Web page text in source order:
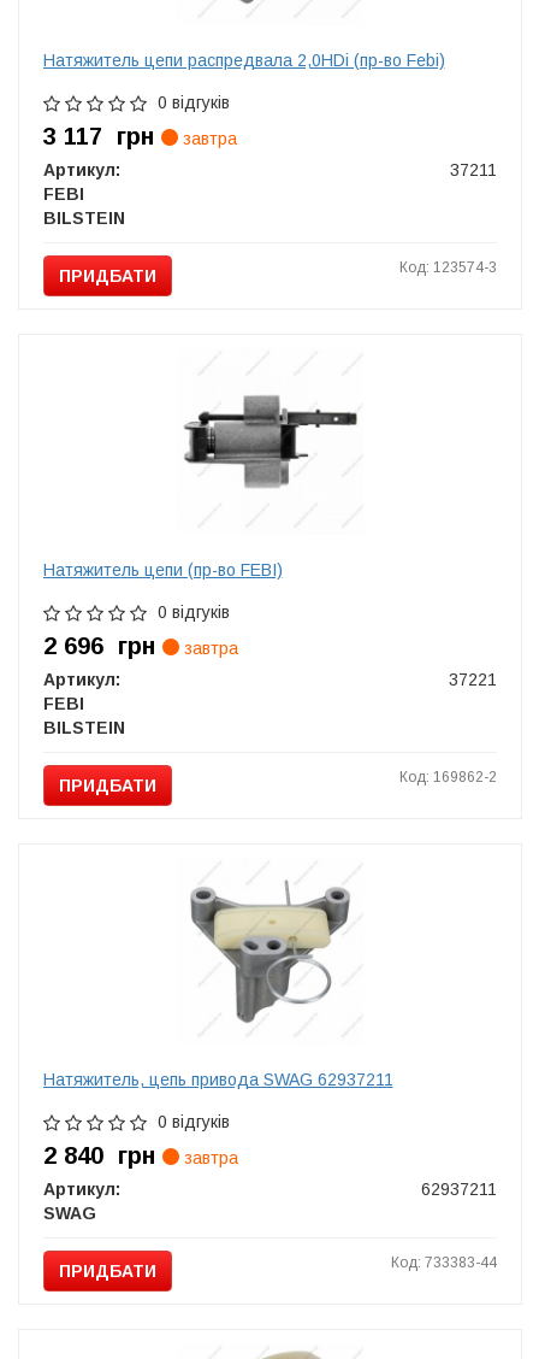
Натяжитель цепи распредвала 2,0HDi (пр-во Febi)
0 відгуків
3 117 грн
завтра
Артикул:
37211
FEBI
BILSTEIN
ПРИДБАТИ Код: 123574-3
Натяжитель цепи (пр-во FEBI)
0 відгуків
2 696 грн
завтра
Артикул:
37221
FEBI
BILSTEIN
ПРИДБАТИ Код: 169862-2
Натяжитель, цепь привода SWAG 62937211
0 відгуків
2 840 грн
завтра
Артикул:
62937211
SWAG
ПРИДБАТИ Код: 733383-44